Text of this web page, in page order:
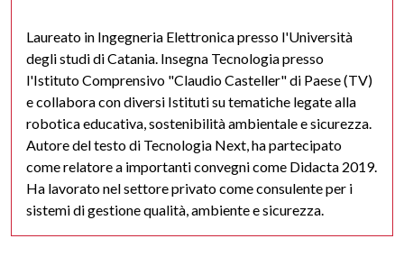
Laureato in Ingegneria Elettronica presso l'Università
degli studi di Catania. Insegna Tecnologia presso
l'Istituto Comprensivo "Claudio Casteller" di Paese (TV)
e collabora con diversi Istituti su tematiche legate alla
robotica educativa, sostenibilità ambientale e sicurezza.
Autore del testo di Tecnologia Next, ha partecipato
come relatore a importanti convegni come Didacta 2019.
Ha lavorato nel settore privato come consulente per i
sistemi di gestione qualità, ambiente e sicurezza.